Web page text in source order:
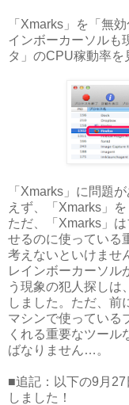
「Xmarks」を「無
インボーカーソルも
タ」のCPU稼動率を
「Xmarks」に問題
えず、「Xmarks」
ただ、「Xmarks」
せるのに使っている
考えないといけませ
レインボーカーソル
う現象の犯人探しは
しました。ただ、前
マシンで使っている
くれる重要なツール
ばなりません…。
■追記：以下の9月
しました！